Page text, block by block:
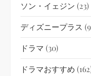
ソン・イェジン (23)
ディズニープラス
ドラマ (30)
ドラマおすすめ